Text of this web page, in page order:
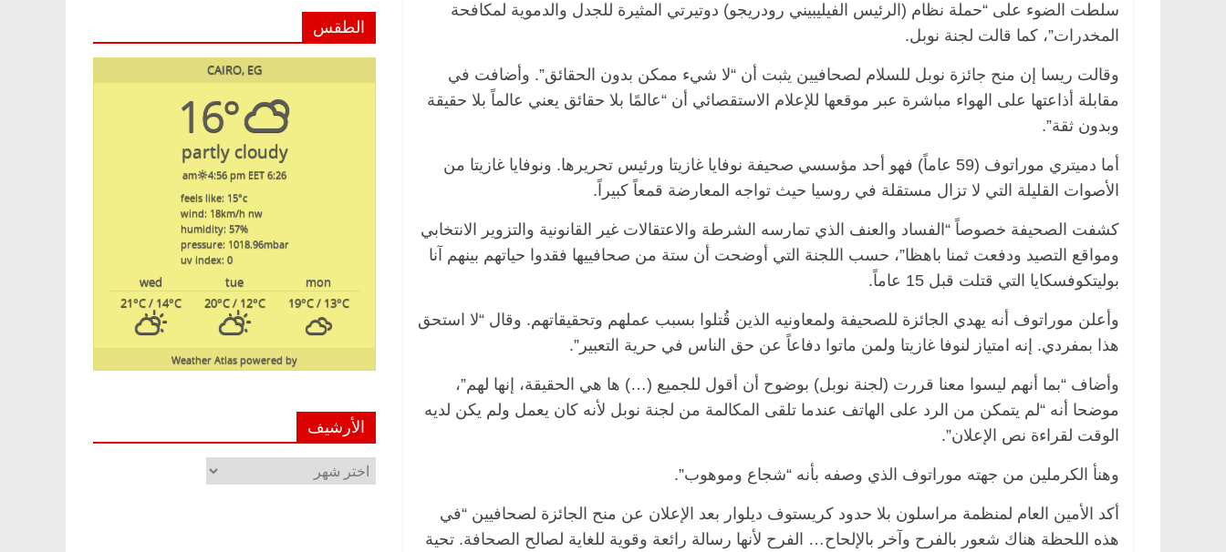
سلطت الضوء على “حملة نظام (الرئيس الفيليبيني رودريجو) دوتيرتي المثيرة للجدل والدموية لمكافحة
المخدرات”، كما قالت لجنة نوبل.
وقالت ريسا إن منح جائزة نوبل للسلام لصحافيين يثبت أن “لا شيء ممكن بدون الحقائق”. وأضافت في
مقابلة أذاعتها على الهواء مباشرة عبر موقعها للإعلام الاستقصائي أن “عالمًا بلا حقائق يعني عالماً بلا حقيقة
وبدون ثقة”.
أما دميتري موراتوف (59 عاماً) فهو أحد مؤسسي صحيفة نوفايا غازيتا ورئيس تحريرها. ونوفايا غازيتا من
الأصوات القليلة التي لا تزال مستقلة في روسيا حيث تواجه المعارضة قمعاً كبيراً.
كشفت الصحيفة خصوصاً “الفساد والعنف الذي تمارسه الشرطة والاعتقالات غير القانونية والتزوير الانتخابي
ومواقع التصيد ودفعت ثمنا باهظا”، حسب اللجنة التي أوضحت أن ستة من صحافييها فقدوا حياتهم بينهم آنا
بوليتكوفسكايا التي قتلت قبل 15 عاماً.
وأعلن موراتوف أنه يهدي الجائزة للصحيفة ولمعاونيه الذين قُتلوا بسبب عملهم وتحقيقاتهم. وقال “لا استحق
هذا بمفردي. إنه امتياز لنوفا غازيتا ولمن ماتوا دفاعاً عن حق الناس في حرية التعبير”.
وأضاف “بما أنهم ليسوا معنا قررت (لجنة نوبل) بوضوح أن أقول للجميع (…) ها هي الحقيقة، إنها لهم”،
موضحا أنه “لم يتمكن من الرد على الهاتف عندما تلقى المكالمة من لجنة نوبل لأنه كان يعمل ولم يكن لديه
الوقت لقراءة نص الإعلان”.
وهنأ الكرملين من جهته موراتوف الذي وصفه بأنه “شجاع وموهوب”.
أكد الأمين العام لمنظمة مراسلون بلا حدود كريستوف ديلوار بعد الإعلان عن منح الجائزة لصحافيين “في
هذه اللحظة هناك شعور بالفرح وآخر بالإلحاح… الفرح لأنها رسالة رائعة وقوية للغاية لصالح الصحافة. تحية
الطقس
CAIRO, EG
16°
partly cloudy
6:26 am
4:56 pm EET
feels like: 15°c
wind: 18km/h nw
humidity: 57%
pressure: 1018.96mbar
uv index: 0
mon
tue
wed
19°C/ 13°C
20°C/ 12°C
21°C/ 14°C
powered by
Weather Atlas
الأرشيف
الأرشيف